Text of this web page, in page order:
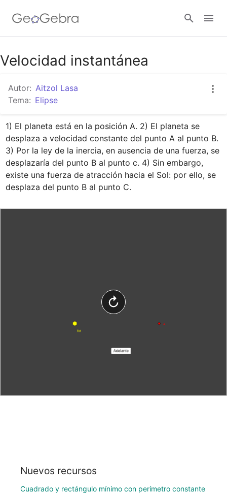
Google Classroom
GeoGebra Classroom
Abrir sesión
Velocidad instantánea
Autor: Aitzol Lasa
Tema: Elipse
1) El planeta está en la posición A. 2) El planeta se
desplaza a velocidad constante del punto A al punto B.
3) Por la ley de la inercia, en ausencia de una fuerza, se
desplazaría del punto B al punto c. 4) Sin embargo,
existe una fuerza de atracción hacia el Sol: por ello, se
desplaza del punto B al punto C.
Nuevos recursos
Cuadrado y rectángulo mínimo con perímetro constante